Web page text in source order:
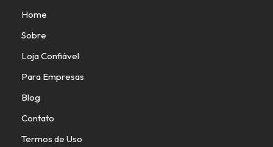
Home
Sobre
Loja Confiável
Para Empresas
Blog
Contato
Termos de Uso